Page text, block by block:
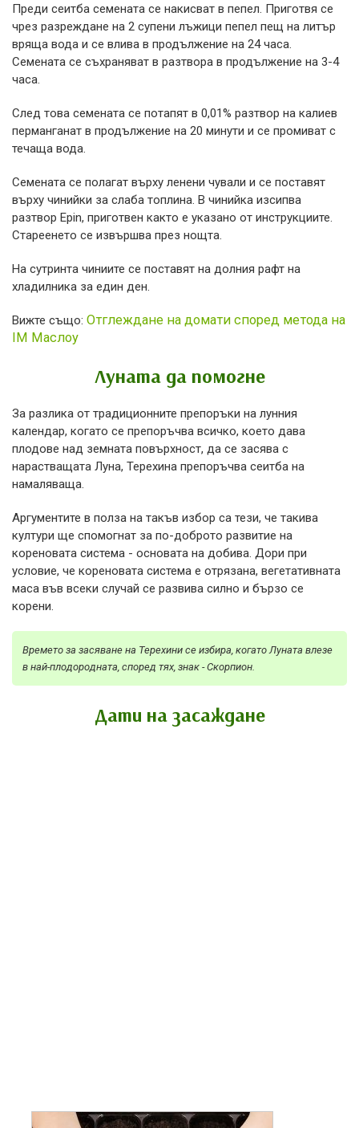
Преди сеитба семената се накисват в пепел. Приготвя се
чрез разреждане на 2 супени лъжици пепел пещ на литър
вряща вода и се влива в продължение на 24 часа.
Семената се съхраняват в разтвора в продължение на 3-4
часа.
След това семената се потапят в 0,01% разтвор на калиев
перманганат в продължение на 20 минути и се промиват с
течаща вода.
Семената се полагат върху ленени чували и се поставят
върху чинийки за слаба топлина. В чинийка изсипва
разтвор Epin, приготвен както е указано от инструкциите.
Стареенето се извършва през нощта.
На сутринта чиниите се поставят на долния рафт на
хладилника за един ден.
Вижте също: Отглеждане на домати според метода на
IM Маслоу
Луната да помогне
За разлика от традиционните препоръки на лунния
календар, когато се препоръчва всичко, което дава
плодове над земната повърхност, да се засява с
нарастващата Луна, Терехина препоръчва сеитба на
намаляваща.
Аргументите в полза на такъв избор са тези, че такива
култури ще спомогнат за по-доброто развитие на
кореновата система - основата на добива. Дори при
условие, че кореновата система е отрязана, вегетативната
маса във всеки случай се развива силно и бързо се
корени.
Времето за засяване на Терехини се избира, когато Луната влезе
в най-плодородната, според тях, знак - Скорпион.
Дати на засаждане